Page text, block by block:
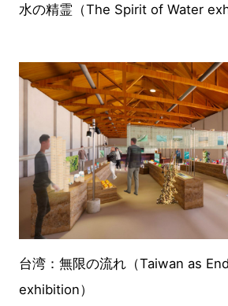
水の精霊（The Spirit of Water
台湾：無限の流れ（Taiwan as
exhibition）